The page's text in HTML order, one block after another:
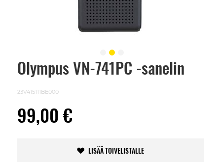
Olympus VN-741PC -sanelin
23V415111BE000
99,00 €
LISÄÄ TOIVELISTALLE
Skip
images
gallery